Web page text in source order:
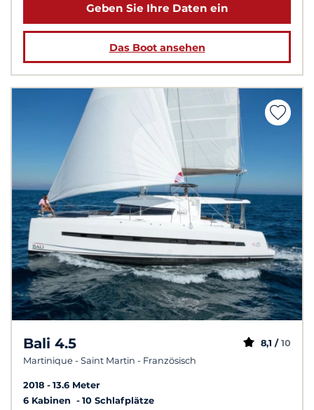
Geben Sie Ihre Daten ein
Das Boot ansehen
Bali 4.5
Martinique - Saint Martin - Französisch
8,1 / 10
2018
13.6 Meter
6 Kabinen
10 Schlafplätze